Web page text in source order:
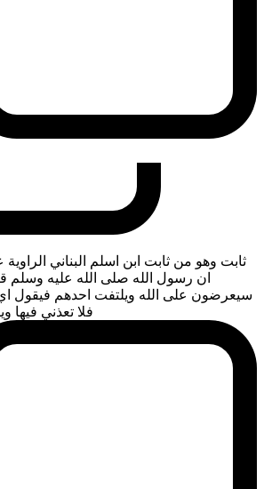
ثابت وهو من ثابت ابن اسلم البناني
ان رسول الله صلى الله عليه وسلم
سيعرضون على الله ويلتفت احدهم فيقول اي
فلا تعذني فيها